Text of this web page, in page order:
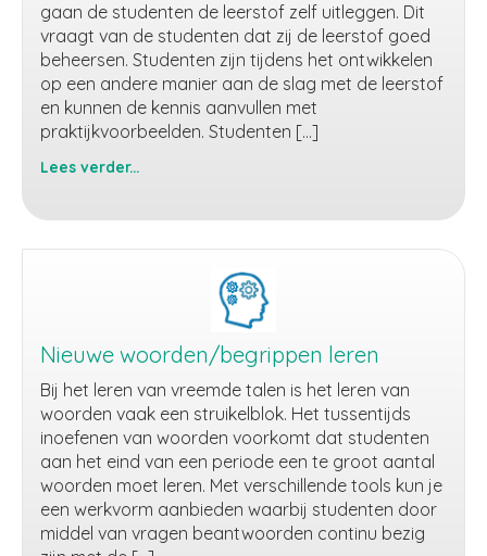
gaan de studenten de leerstof zelf uitleggen. Dit
vraagt van de studenten dat zij de leerstof goed
beheersen. Studenten zijn tijdens het ontwikkelen
op een andere manier aan de slag met de leerstof
en kunnen de kennis aanvullen met
praktijkvoorbeelden. Studenten […]
Lees verder...
Nieuwe woorden/begrippen leren
Bij het leren van vreemde talen is het leren van
woorden vaak een struikelblok. Het tussentijds
inoefenen van woorden voorkomt dat studenten
aan het eind van een periode een te groot aantal
woorden moet leren. Met verschillende tools kun je
een werkvorm aanbieden waarbij studenten door
middel van vragen beantwoorden continu bezig